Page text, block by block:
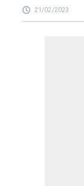
21/02/2023